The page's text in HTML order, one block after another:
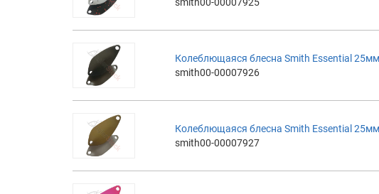
Колеблющаяся блесна Smith Essential
smith00-00007926
Колеблющаяся блесна Smith Essential
smith00-00007927